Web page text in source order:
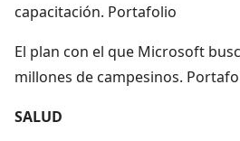
capacitación. Portafolio
El plan con el que Microsoft
millones de campesinos.
SALUD